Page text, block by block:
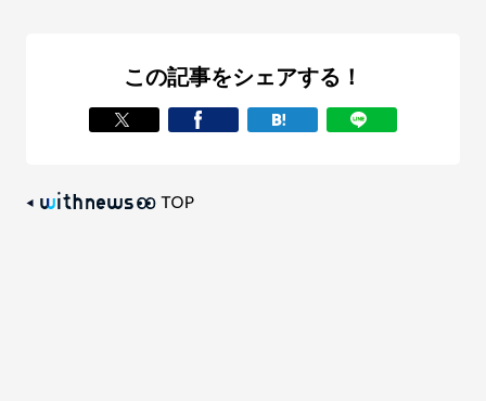
この記事をシェアする！